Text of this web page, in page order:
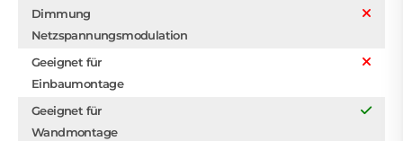
Dimmung
Netzspannungsmodulation
Geeignet für
Einbaumontage
Geeignet für
Wandmontage